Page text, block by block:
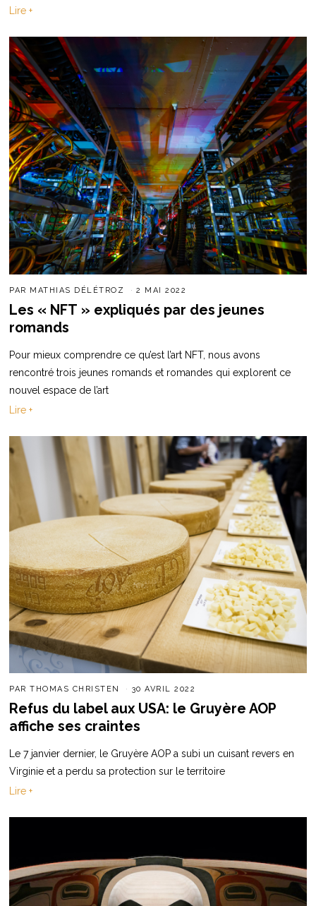
Lire +
PAR MATHIAS DÉLÉTROZ 2 MAI 2022
Les « NFT » expliqués par des jeunes
romands
Pour mieux comprendre ce qu’est l’art NFT, nous avons
rencontré trois jeunes romands et romandes qui explorent ce
nouvel espace de l’art
Lire +
PARTHOMAS CHRISTEN 30 AVRIL 2022
Refus du label aux USA: le Gruyère AOP
affiche ses craintes
Le 7 janvier dernier, le Gruyère AOP a subi un cuisant revers en
Virginie et a perdu sa protection sur le territoire
Lire +